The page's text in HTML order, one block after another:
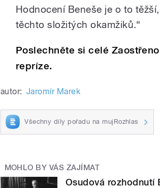
Hodnocení Beneše je o to
těchto složitých okamžiků.“
Poslechněte si celé
repríze.
autor: Jaromír Marek
Všechny díly pořadu na mujRozhlas
MOHLO BY VÁS ZAJÍMAT
Osudová rozhodnutí